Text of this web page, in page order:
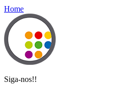
Home
Siga-nos!!